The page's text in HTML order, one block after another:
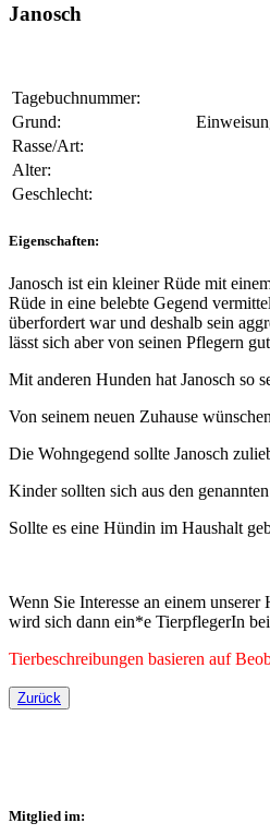
Janosch
Tagebuchnummer:
Grund:
Rasse/Art:
Alter:
Geschlecht:
Eigenschaften:
Janosch ist ein kleiner Rüde mit
Rüde in eine belebte Gegend
überfordert war und deshalb sein
lässt sich aber von seinen Pflegern
Mit anderen Hunden hat Janosch so
Von seinem neuen Zuhause
Die Wohngegend sollte Janosch
Kinder sollten sich aus den
Sollte es eine Hündin im Haushalt
Wenn Sie Interesse an einem
wird sich dann ein*e TierpflegerIn
Tierbeschreibungen basieren auf
Zurück
Mitglied im: